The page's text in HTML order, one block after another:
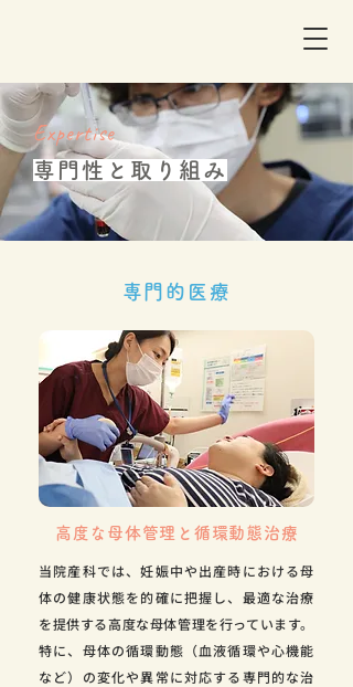
専門性と取り組み
Expertise
専門的医療
高度な母体管理と循環動態治療
当院産科では、妊娠中や出産時における母
体の健康状態を的確に把握し、最適な治療
を提供する高度な母体管理を行っています。
特に、母体の循環動態（血液循環や心機能
など）の変化や異常に対応する専門的な治